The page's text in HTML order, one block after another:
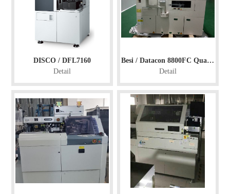
DISCO / DFL7160
Detail
Besi / Datacon 8800FC Quantum
Detail